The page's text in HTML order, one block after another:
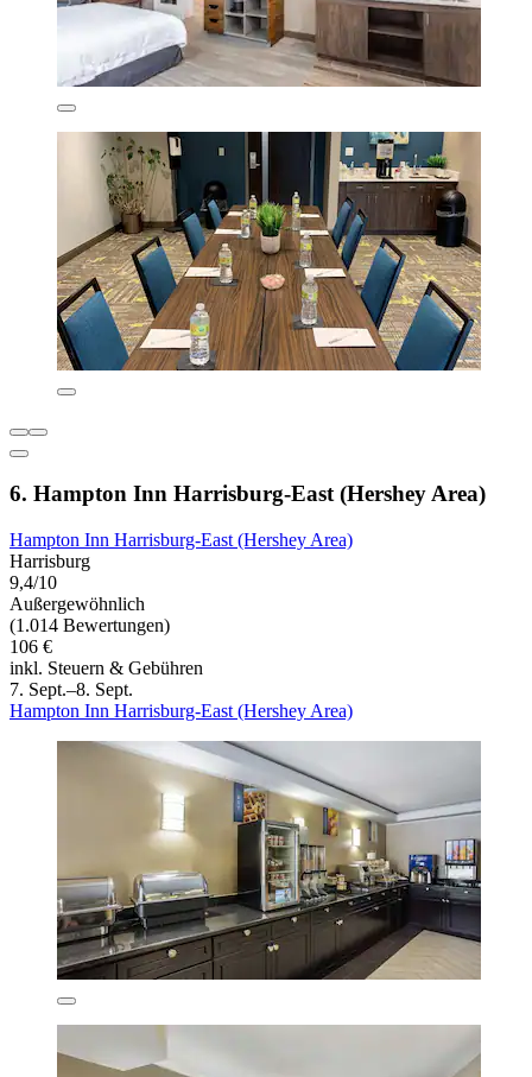
6. Hampton Inn Harrisburg-East (Hershey Area)
Hampton Inn Harrisburg-East (Hershey Area)
Harrisburg
9,4/10
Außergewöhnlich
(1.014 Bewertungen)
106 €
inkl. Steuern & Gebühren
7. Sept.–8. Sept.
Hampton Inn Harrisburg-East (Hershey Area)